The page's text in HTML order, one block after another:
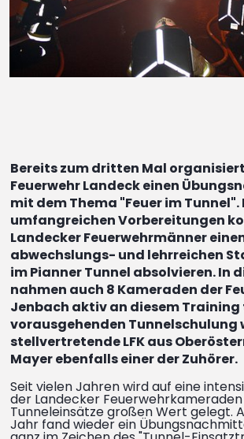
Bereits zum dritten Mal
Feuerwehr Landeck einen
mit dem Thema "Feuer im Tunnel".
umfangreichen Vorbereitungen
Landecker Feuerwehrmänner
abwechslungs- und lehrreichen
im Pianner Tunnel absolvieren. In
nahmen auch 8 Kameraden der
Jenbach aktiv an diesem Training
vorausgehenden Tunnelschulung
stellvertretende LFK aus
Mayer ebenfalls einer der Zuhörer.
Seit vielen Jahren wird auf eine
der Landecker
Tunneleinsätze großen Wert gelegt.
Jahr fand wieder ein